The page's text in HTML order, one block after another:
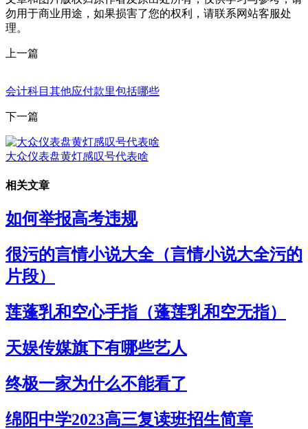
勿用于商业用途，如果损害了您的权利，请联系网站客服处
理。
上一篇
会计科目其他应付款里包括哪些
下一篇
大众仪表盘黄灯感叹号代表啥
相关文章
如何举报高考违规
很污的言情小说大全（言情小说大全污的
片段）
莲蓬乳和空心手指（蓬莲乳和空无指）
天娱传媒旗下有哪些艺人
终极一家为什么不能看了
绵阳中学2023高三复读班招生简章